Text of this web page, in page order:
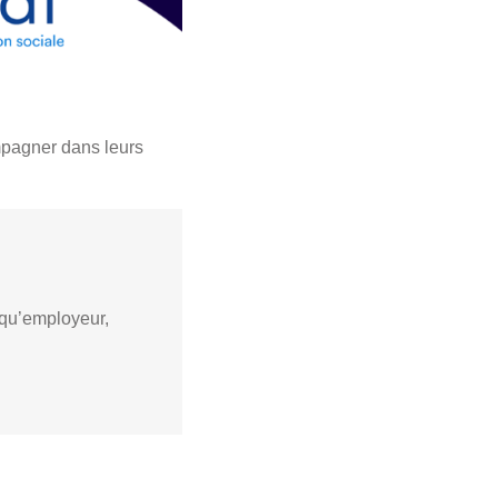
dans leurs